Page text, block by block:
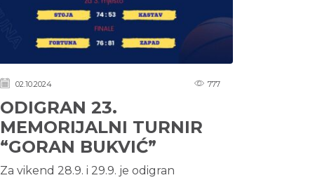
02.10.2024 777
ODIGRAN 23.
MEMORIJALNI TURNIR
“GORAN BUKVIĆ”
Za vikend 28.9. i 29.9. je odigran